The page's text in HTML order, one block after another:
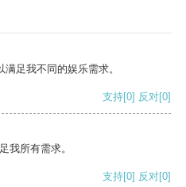
足我不同的娱乐需求。
支持[0] 反对[0]
我所有需求。
支持[0] 反对[0]